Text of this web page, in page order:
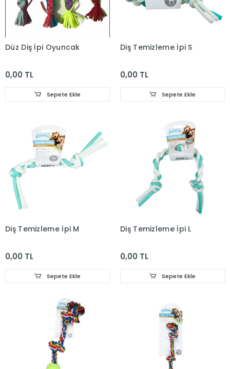
Düz Diş İpi Oyuncak
0,00 TL
Sepete Ekle
Diş Temizleme İpi S
0,00 TL
Sepete Ekle
Diş Temizleme İpi M
0,00 TL
Sepete Ekle
Diş Temizleme İpi L
0,00 TL
Sepete Ekle